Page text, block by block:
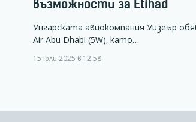
възможности за Etihad
Унгарската авиокомпания Уизеър
Air Abu Dhabi (5W), като…
15 юли 2025 в 12:58